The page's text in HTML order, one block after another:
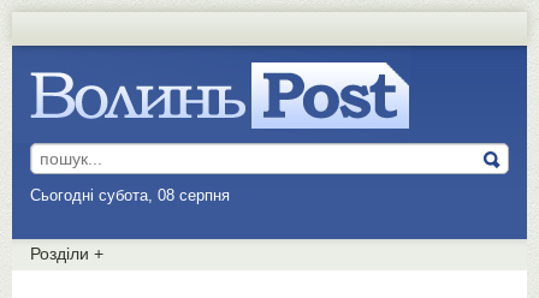
Сьогодні субота, 08 серпня
Розділи +